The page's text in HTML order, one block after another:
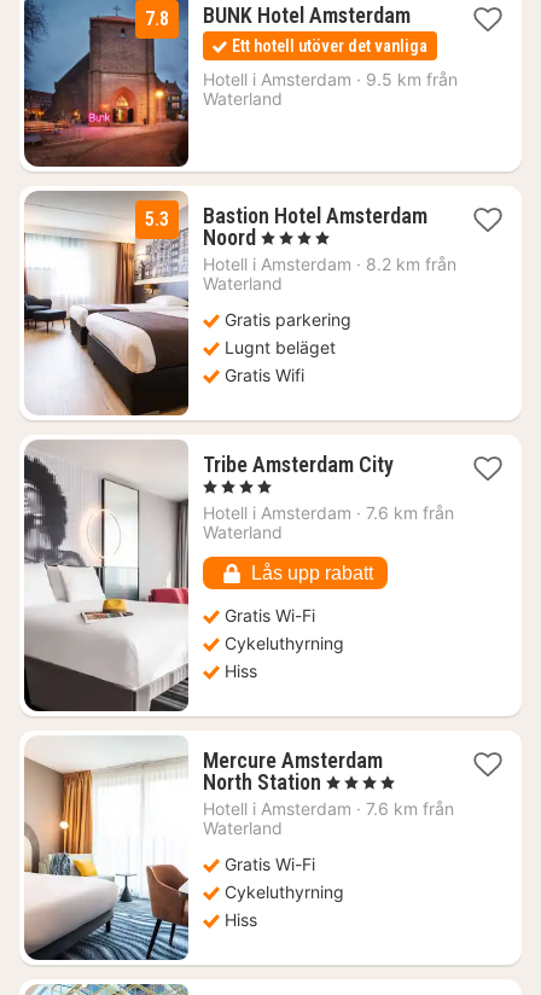
7.8 BUNK Hotel Amsterdam1
natt
från
808
Ett hotell utöver det vanliga
Hotell i Amsterdam · 9.5 km från
Waterland
5.3
Bastion Hotel Amsterdam
Noord 1
natt
från
kr.
, 4 Stjärnor
Hotell i Amsterdam · 8.2 km från
Waterland
Gratis parkering
Lugnt beläget
Gratis Wifi
Tribe Amsterdam City1
från
, 4 Stjärnor
Hotell i Amsterdam · 7.6 km från
Waterland
Lås upp rabatt
Gratis Wi-Fi
Cykeluthyrning
Hiss
Mercure Amsterdam
North Station 1
natt
, 4 Stjärnor
Hotell i Amsterdam · 7.6 km från
Waterland
Gratis Wi-Fi
Cykeluthyrning
Hiss